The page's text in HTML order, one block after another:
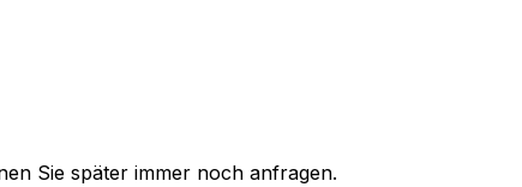
Sie später immer noch anfragen.